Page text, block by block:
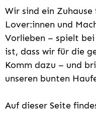
Wir sind ein
Lover:innen und
Vorlieben – spielt bei
ist, dass wir für die
Komm dazu – und
unseren bunten
Auf dieser Seite